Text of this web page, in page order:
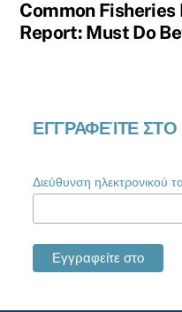
Common
Report: Must Do
ΕΓΓΡΑΦΕΊΤΕ
Διεύθυνση ηλεκτρονικού